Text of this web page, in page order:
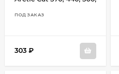
ПОД ЗАКАЗ
303 ₽